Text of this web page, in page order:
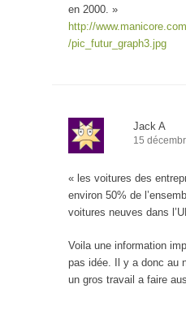
en 2000. »
http://
/pic_futur_graph3.jpg
Jack A
15
« les voitures des
environ 50% de
voitures neuves dans
Voila une information
pas idée. Il y a donc au
un gros travail a faire